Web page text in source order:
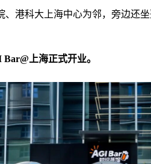
、港科大上海中心为邻，旁边还
上海正式开业。